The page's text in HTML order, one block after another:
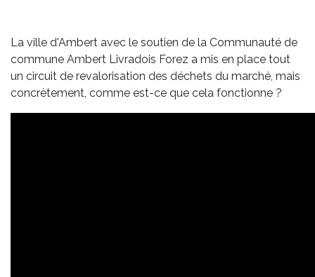
La ville d'Ambert avec le soutien de la Communauté de
commune Ambert Livradois Forez a mis en place tout
un circuit de revalorisation des déchets du marché, mais
concrètement, comme est-ce que cela fonctionne ?